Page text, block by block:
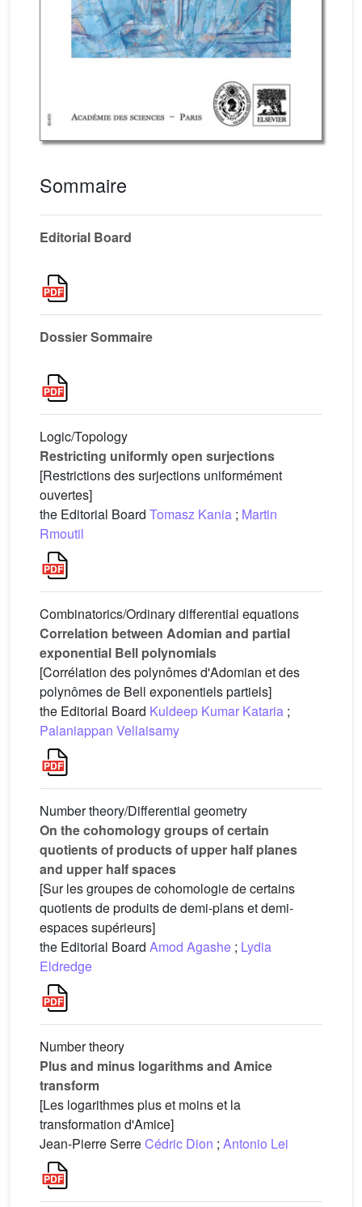
Sommaire
Editorial Board
Dossier Sommaire
Logic/Topology
Restricting uniformly open surjections
[Restrictions des surjections uniformément
ouvertes]
the Editorial Board Tomasz Kania ; Martin
Rmoutil
Combinatorics/Ordinary differential equations
Correlation between Adomian and partial
exponential Bell polynomials
[Corrélation des polynômes d'Adomian et des
polynômes de Bell exponentiels partiels]
the Editorial Board Kuldeep Kumar Kataria ;
Palaniappan Vellaisamy
Number theory/Differential geometry
On the cohomology groups of certain
quotients of products of upper half planes
and upper half spaces
[Sur les groupes de cohomologie de certains
quotients de produits de demi-plans et demi-
espaces supérieurs]
the Editorial Board Amod Agashe ; Lydia
Eldredge
Number theory
Plus and minus logarithms and Amice
transform
[Les logarithmes plus et moins et la
transformation d'Amice]
Jean-Pierre SerreCédric Dion ; Antonio Lei